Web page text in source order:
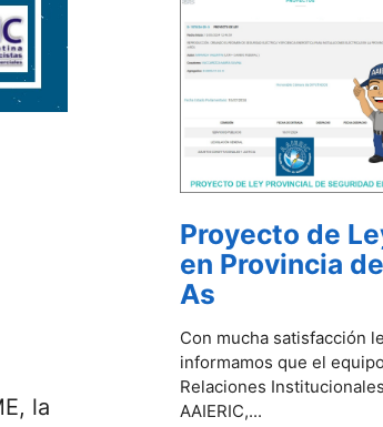
la
Proyecto de
en Provincia
As
Con mucha satisfacción
informamos que el
Relaciones
AAIERIC,...